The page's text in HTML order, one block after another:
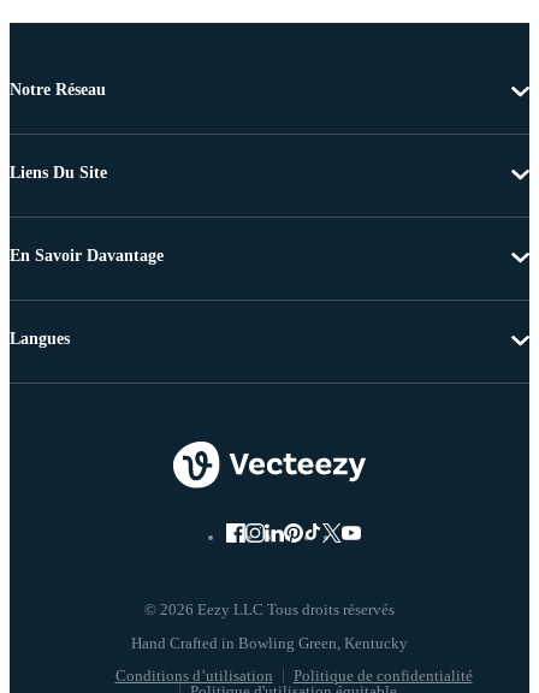
Notre Réseau
Liens Du Site
En Savoir Davantage
© 2026 Eezy LLC Tous droits réservés
Conditions d’utilisation
Politique de confidentialité
Langues